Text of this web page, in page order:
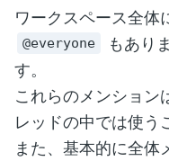
ワークスペース全体
@everyone
もあり
す。
これらのメンション
レッドの中では使う
また、基本的に全体